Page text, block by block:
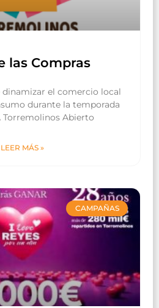
las Compras
el comercio local
durante la temporada
Torremolinos Abierto
LEER MÁS »
CAMPAÑAS